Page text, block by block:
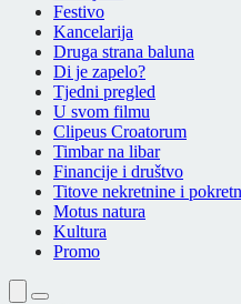
Festivo
Kancelarija
Druga strana baluna
Di je zapelo?
Tjedni pregled
U svom filmu
Clipeus Croatorum
Timbar na libar
Financije i društvo
Titove nekretnine i
Motus natura
Kultura
Promo